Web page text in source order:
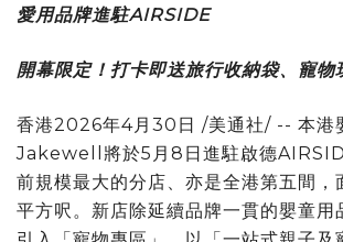
愛用品牌進駐AIRSIDE
開幕限定！打卡即送旅行收納袋、寵物
香港2026年4月30日 /美通社/ -- 本港
Jakewell將於5月8日進駐啟德
前規模最大的分店、亦是全港第五間
平方呎。新店除延續品牌一貫的嬰童用